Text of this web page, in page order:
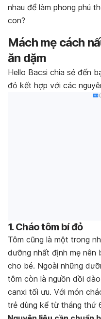
nhau để làm phong phú
con?
Mách mẹ cách
ăn dặm
Hello Bacsi chia sẻ đến
đỏ kết hợp với các
1. Cháo tôm bí đỏ
Tôm cũng là một trong
dưỡng nhất định mẹ nên
cho bé. Ngoài những
tôm còn là nguồn dồi
canxi tối ưu. Với món
trẻ dùng kể từ tháng thứ